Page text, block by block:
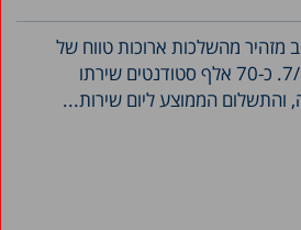
מהשלכות ארוכות טווח של
השירות הממושך מאז 7/10. כ-70 אלף סטודנטים שירתו
והתשלום הממוצע ליום שירות...